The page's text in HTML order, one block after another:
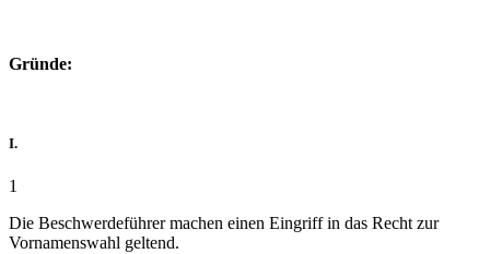
Gründe:
I.
1
Die Beschwerdeführer machen einen Eingriff in das Recht zur
Vornamenswahl geltend.